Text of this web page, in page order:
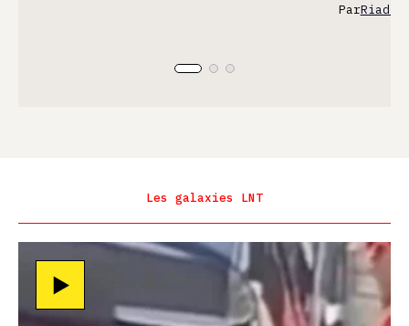
ParRiad
Les galaxies LNT